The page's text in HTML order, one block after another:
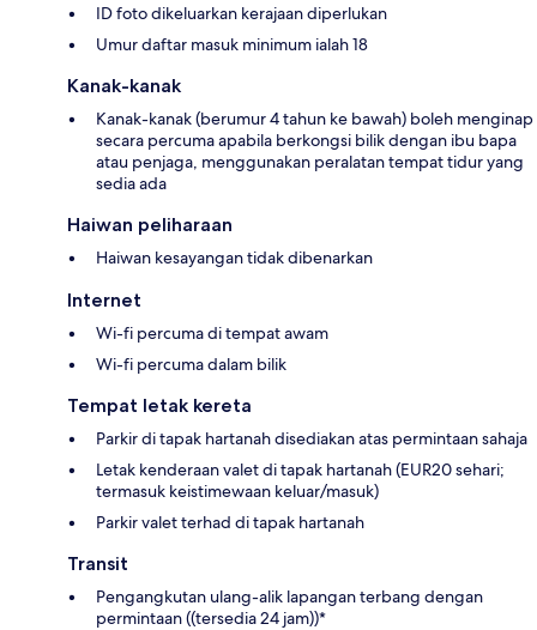
ID foto dikeluarkan kerajaan diperlukan
Umur daftar masuk minimum ialah 18
Kanak-kanak
Kanak-kanak (berumur 4 tahun ke bawah) boleh menginap
secara percuma apabila berkongsi bilik dengan ibu bapa
atau penjaga, menggunakan peralatan tempat tidur yang
sedia ada
Haiwan peliharaan
Haiwan kesayangan tidak dibenarkan
Internet
Wi-fi percuma di tempat awam
Wi-fi percuma dalam bilik
Tempat letak kereta
Parkir di tapak hartanah disediakan atas permintaan sahaja
Letak kenderaan valet di tapak hartanah (EUR20 sehari;
termasuk keistimewaan keluar/masuk)
Parkir valet terhad di tapak hartanah
Transit
Pengangkutan ulang-alik lapangan terbang dengan
permintaan ((tersedia 24 jam))*